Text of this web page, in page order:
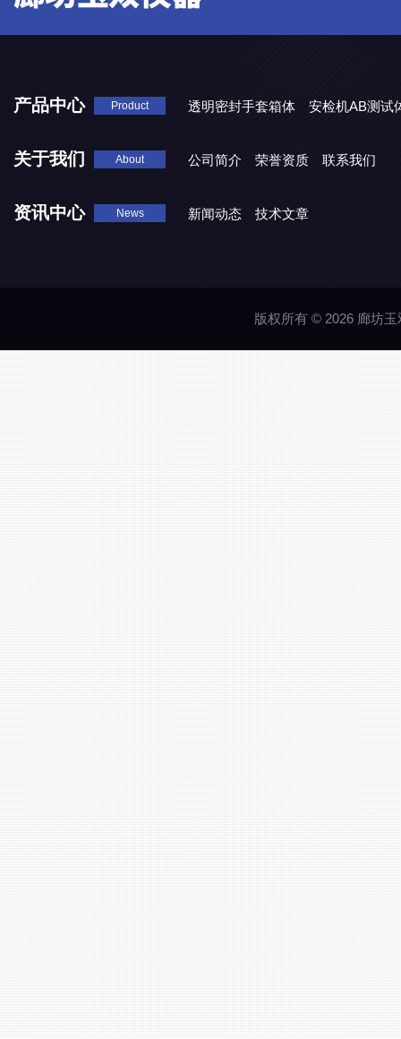
产品中心 Product 透明密封手套箱体 安检机AB测试
关于我们 About 公司简介 荣誉资质 联系我们
资讯中心 News 新闻动态 技术文章
版权所有 © 2026 廊坊